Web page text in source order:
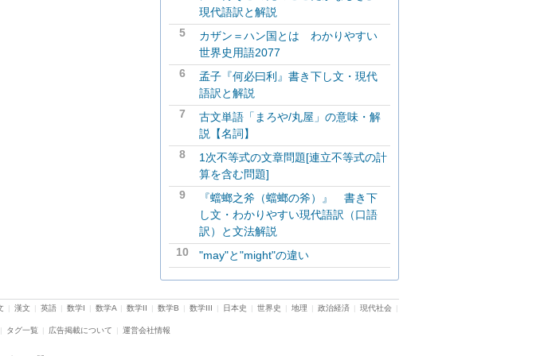
現代語訳と解説
5
カザン＝ハン国とは わかりやすい
世界史用語2077
6
孟子『何必曰利』書き下し文・現代
語訳と解説
7
古文単語「まろや/丸屋」の意味・解
説【名詞】
8
1次不等式の文章問題[連立不等式の計
算を含む問題]
9
『蟷螂之斧（蟷螂の斧）』 書き下
し文・わかりやすい現代語訳（口語
訳）と文法解説
10
"may"と"might"の違い
| 漢文 | 英語 | 数学I | 数学A | 数学II | 数学B | 数学III | 日本史 | 世界史 | 地理 | 政治経済 | 現代社会 |
| タグ一覧 | 広告掲載について | 運営会社情報